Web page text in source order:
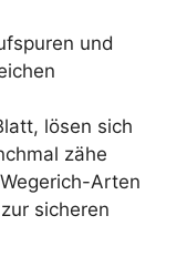
und
lösen sich
zähe
Arten
sicheren